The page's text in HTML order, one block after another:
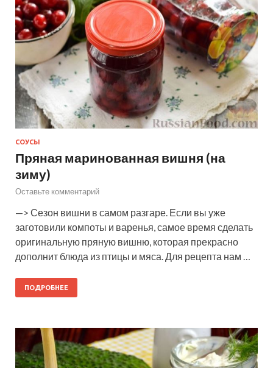
СОУСЫ
Пряная маринованная вишня (на
зиму)
Оставьте комментарий
—> Сезон вишни в самом разгаре. Если вы уже
заготовили компоты и варенья, самое время сделать
оригинальную пряную вишню, которая прекрасно
дополнит блюда из птицы и мяса. Для рецепта нам …
ПОДРОБНЕЕ